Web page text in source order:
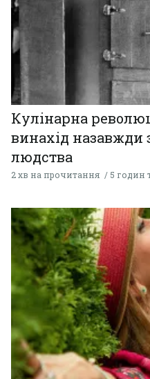
Кулінарна
винахід назавжди
людства
2 хв на прочитання 5 годин